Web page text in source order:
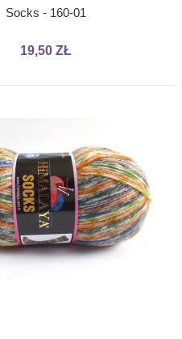
Socks - 160-01
19,50 ZŁ